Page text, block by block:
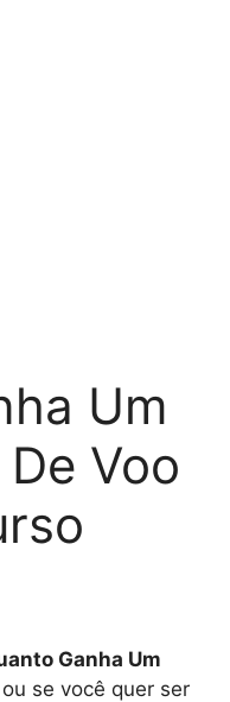
Um
Voo
Ganha Um
se você quer ser